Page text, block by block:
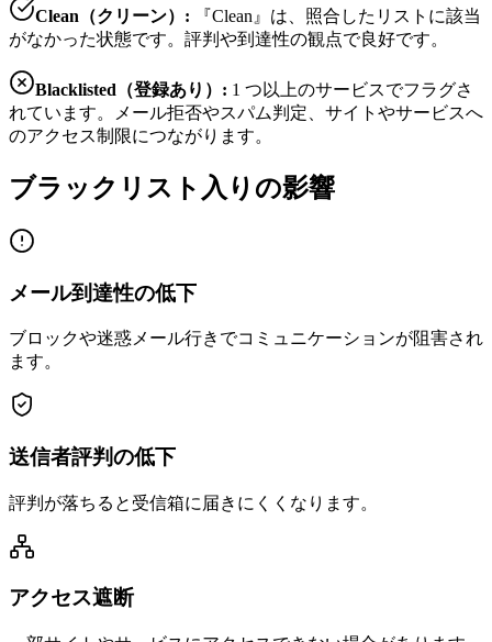
Clean（クリーン）:
『Clean』は、照合したリストに該当
がなかった状態です。評判や到達性の観点で良好です。
Blacklisted（登録あり）: 1 つ以上のサービスでフラグさ
れています。メール拒否やスパム判定、サイトやサービスへ
のアクセス制限につながります。
ブラックリスト入りの影響
メール到達性の低下
ブロックや迷惑メール行きでコミュニケーションが阻害され
ます。
送信者評判の低下
評判が落ちると受信箱に届きにくくなります。
アクセス遮断